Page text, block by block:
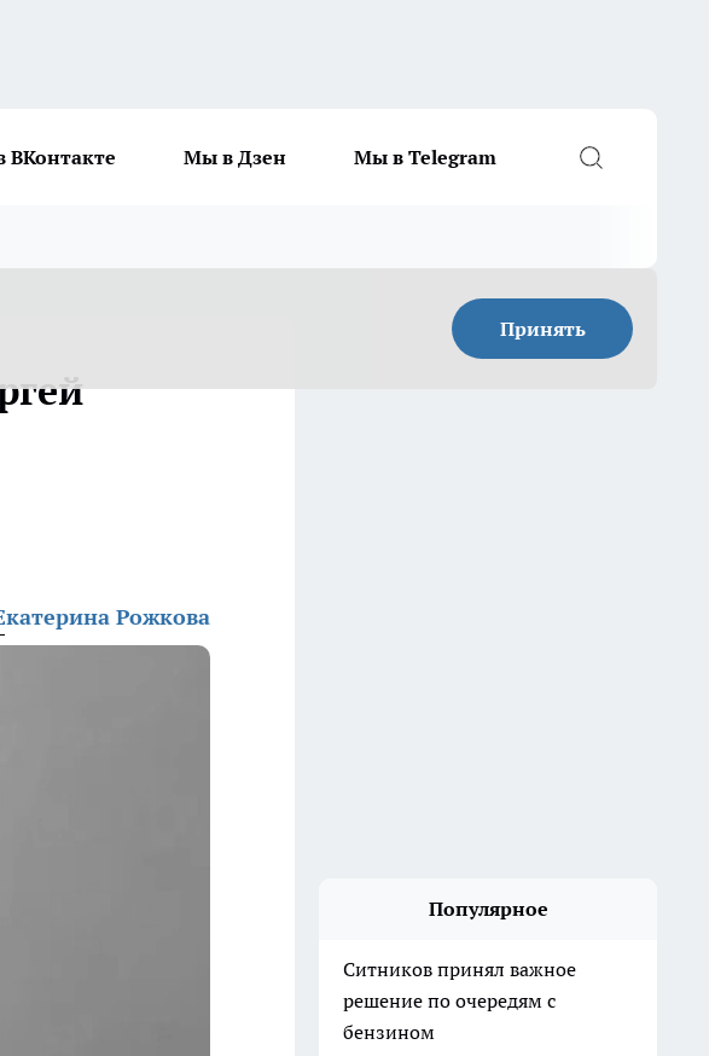
ВКонтакте Мы в Дзен Мы в Telegram
Принять
Рожкова
Популярное
Ситников принял важное
решение по очередям с
бензином